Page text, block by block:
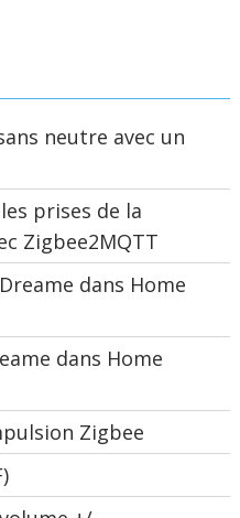
neutre avec un
prises de la
Zigbee2MQTT
dans Home
dans Home
Zigbee